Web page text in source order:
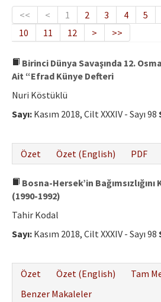
Yayın Politikası
Dergi Kurulları
Yayın İlkeleri
Yazar Rehberi
İletişim
<< < 1 2 3 4 5
10
11 12 > >>
Birinci Dünya Savaşında 12.
Ait “Efrad Künye Defteri
Nuri Köstüklü
Sayı: Kasım 2018, Cilt XXXIV - Sayı 98
Özet
Özet (English) PDF
Bosna-Hersek’in
(1990-1992)
Tahir Kodal
Sayı: Kasım 2018, Cilt XXXIV - Sayı 98
Özet
Özet (English) Tam
Benzer Makaleler